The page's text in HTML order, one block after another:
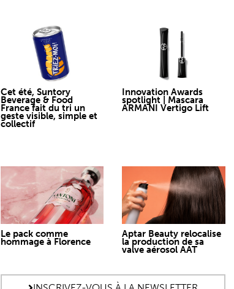
Cet été, Suntory
Beverage & Food
France fait du tri un
geste visible, simple et
collectif
Innovation Awards
spotlight | Mascara
ARMANI Vertigo Lift
Le pack comme
hommage à Florence
Aptar Beauty relocalise
la production de sa
valve aérosol AAT